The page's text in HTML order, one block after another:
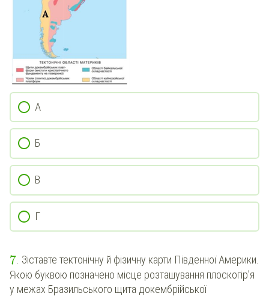
А
Б
В
Г
7. Зіставте тектонічну й фізичну карти Південної Америки.
Якою буквою позначено місце розташування плоскогір’я
у межах Бразильського щита докембрійської